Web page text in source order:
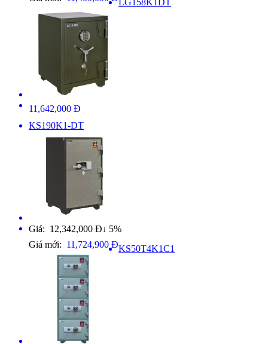
11,642,000 Đ
KS190K1-DT
Giá: 12,342,000 Đ ↓ 5%
Giá mới: 11,724,900 ĐKS50T4K1C1